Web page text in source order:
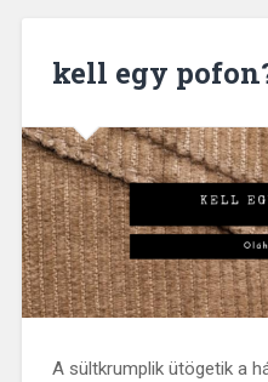
kell egy
A sültkrumplik ütögetik a